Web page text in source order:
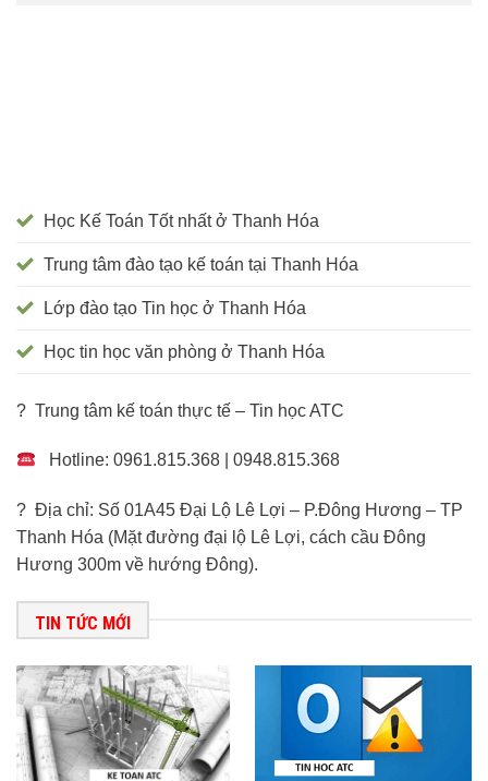
Học Kế Toán Tốt nhất ở Thanh Hóa
Trung tâm đào tạo kế toán tại Thanh Hóa
Lớp đào tạo Tin học ở Thanh Hóa
Học tin học văn phòng ở Thanh Hóa
? Trung tâm kế toán thực tế – Tin học ATC
Hotline: 0961.815.368 | 0948.815.368
? Địa chỉ: Số 01A45 Đại Lộ Lê Lợi – P.Đông Hương – TP
Thanh Hóa (Mặt đường đại lộ Lê Lợi, cách cầu Đông
Hương 300m về hướng Đông).
TIN TỨC MỚI